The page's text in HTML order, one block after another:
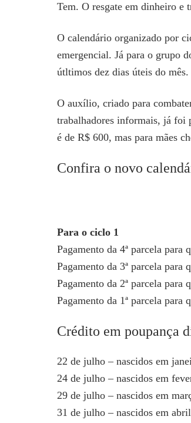
Tem. O resgate em dinheiro e
O calendário organizado por
emergencial. Já para o grupo
útltimos dez dias úteis do mês.
O auxílio, criado para
trabalhadores informais, já foi
é de R$ 600, mas para mães
Confira o novo
Para o ciclo 1
Pagamento da 4ª parcela para
Pagamento da 3ª parcela para
Pagamento da 2ª parcela para
Pagamento da 1ª parcela
Crédito em poupança
22 de julho – nascidos em
24 de julho – nascidos em
29 de julho – nascidos em
31 de julho – nascidos em abril